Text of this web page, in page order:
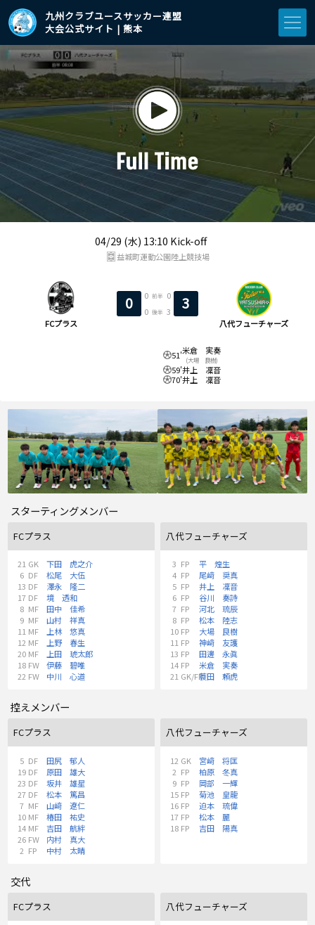
九州クラブユースサッカー連盟
大会公式サイト | 熊本
04/29 (水) 13:10 Kick-off
FCプラス
0 0 前半
0
0 後半 3 3
八代フューチャーズ
51'米倉 実奏
(大場 良樹)
59'井上 凜音
70'井上 凜音
益城町運動公園陸上競技場
スターティングメンバー
FCプラス
21 GK
下田 虎之介
6 DF
松尾 大伍
13 DF
澤永 隆二
17 DF
境 透和
8 MF
田中 佳希
9 MF
山村 祥真
11 MF
上林 悠真
12 MF
上野 春生
20 MF
上田 琥太郎
18 FW
伊藤 碧唯
22 FW 中川 心道
八代フューチャーズ
3 FP
平 煌生
4 FP
尾﨑 奨真
5 FP
井上 凜音
6 FP
谷川 奏詩
7 FP
河北 琉辰
8 FP
松本 陸志
10 FP
大場 良樹
11 FP
神﨑 友護
13 FP
田邊 永眞
14 FP
米倉 実奏
21 GK/FP蓑田 頼虎
控えメンバー
FCプラス
5 DF
田尻 郁人
19 DF
原田 雄大
23 DF
坂井 雄星
27 DF
松本 篤昌
7 MF
山﨑 遼仁
10 MF
椿田 祐史
14 MF
吉田 航絆
26 FW
内村 真大
2 FP 中村 太晴
八代フューチャーズ
12 GK
宮﨑 将匡
2 FP
柏原 冬真
9 FP
岡部 一輝
15 FP
菊池 皇龍
16 FP
迫本 琉偉
17 FP
松本 麗
18 FP 吉田 陽真
交代
FCプラス 八代フューチャーズ